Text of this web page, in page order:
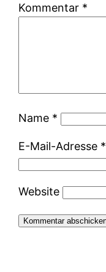
Kommentar *
Name *
E-Mail-Adresse *
Website